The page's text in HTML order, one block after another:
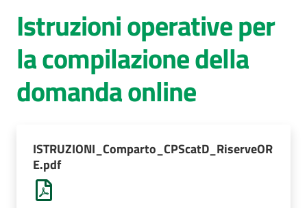
Luoghi di
cura
AUSL
Comunica
Istruzioni operative per
la compilazione della
domanda online
ISTRUZIONI_Comparto_CPScatD_RiserveOR
E.pdf